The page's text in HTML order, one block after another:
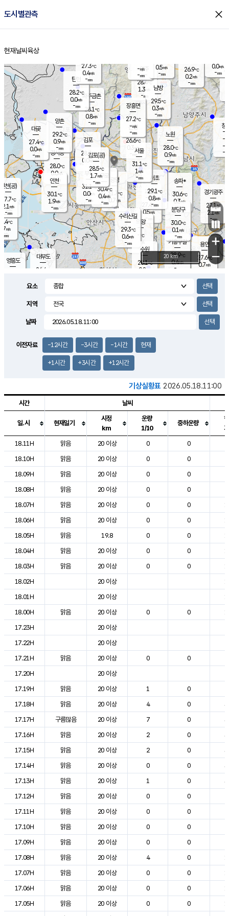
도시별관측 close
홈
현재날씨 육상
의도
℃
m/s
mm
영흥도
양주
28.4℃
1.3
-mm
과천
27.4℃
0.5m/s
- mm
용인
27.6℃
0.7m/s
경기광주
27.1℃
2.1m/s
-mm
0.0m/s
대부도
26.4
경서동
28.0℃
0.0m/s
-mm
파주금촌
28.1℃
0.8m/s
-mm
26.9℃
0.2m/s
-mm
대곶
27.4℃
0.0m/s
-mm
창
-
-m/
-
탄현
28.2℃
0.0m/s
-mm
0.0m/s
-mm
의왕
- ℃
m/s
mm
김포
28.7℃
0.0 m/s
mm
광명
31.7 ℃
0.7 m/s
-mm
부천
31.1℃
0.0m/s
-mm
양촌
29.2℃
0.9m/s
-mm
구로
30.4℃
0.4m/s
-mm
은평
26.6℃
0.3 m/s
- mm
노원
28.0℃
0.9m/s
-mm
송파*
30.6℃
0.3m/s
-mm
서초
29.1℃
0.8m/s
-mm
남방
29.5℃
0.3m/s
-mm
기흥구갈
28.9℃
0.4m/s
-
수리산길
29.3℃
0.6m/s
-mm
분당구
30.0℃
0.1 m/s
-mm
장흥면
27.2℃
-m/s
-mm
-m/s
-mm
인천(공)
27.7℃
2.1 m/s
-mm
김포(공)
28.5℃
1.7m/s
-mm
수원
28.1℃
0.8 m/s
인천
30.1℃
1.9m/s
-mm
서울
31.1℃
1 m/s
-mm
27.3℃
0.4m/s
-mm
0.5m/s
-mm
+
−
20 km
요소
지역
날짜
이전자료 -12시간 -3시간 -1시간 현재
+1시간 +3시간 +12시간
기상실황표 2026.05.18.11:00
도시별 기상실황표로 지점, 날씨, 기온, 강수, 바람, 기압등을 안내한 표입
시간 날씨
일.시 현재일기
시정
km
운량
1/10
중하운량
18.11H
맑음 20 이상 0 0
18.10H
맑음 20 이상 0 0
18.09H
맑음 20 이상 0 0
18.08H
맑음 20 이상 0 0
18.07H
맑음 20 이상 0 0
18.06H
맑음 20 이상 0 0
18.05H
맑음 19.8 0 0
18.04H
맑음 20 이상 0 0
18.03H
맑음 20 이상 0 0
18.02H
20 이상
18.01H
20 이상
18.00H
맑음 20 이상 0 0
17.23H
20 이상
17.22H
20 이상
17.21H
맑음 20 이상 0 0
17.20H
20 이상
17.19H
맑음 20 이상 1 0
17.18H
맑음 20 이상 4 0
17.17H
구름많음 20 이상 7 0
17.16H
맑음 20 이상 2 0
17.15H
맑음 20 이상 2 0
17.14H
맑음 20 이상 0 0
17.13H
맑음 20 이상 1 0
17.12H
맑음 20 이상 0 0
17.11H
맑음 20 이상 0 0
17.10H
맑음 20 이상 0 0
17.09H
맑음 20 이상 0 0
17.08H
맑음 20 이상 4 0
17.07H
맑음 20 이상 0 0
17.06H
맑음 20 이상 0 0
17.05H
맑음 20 이상 0 0